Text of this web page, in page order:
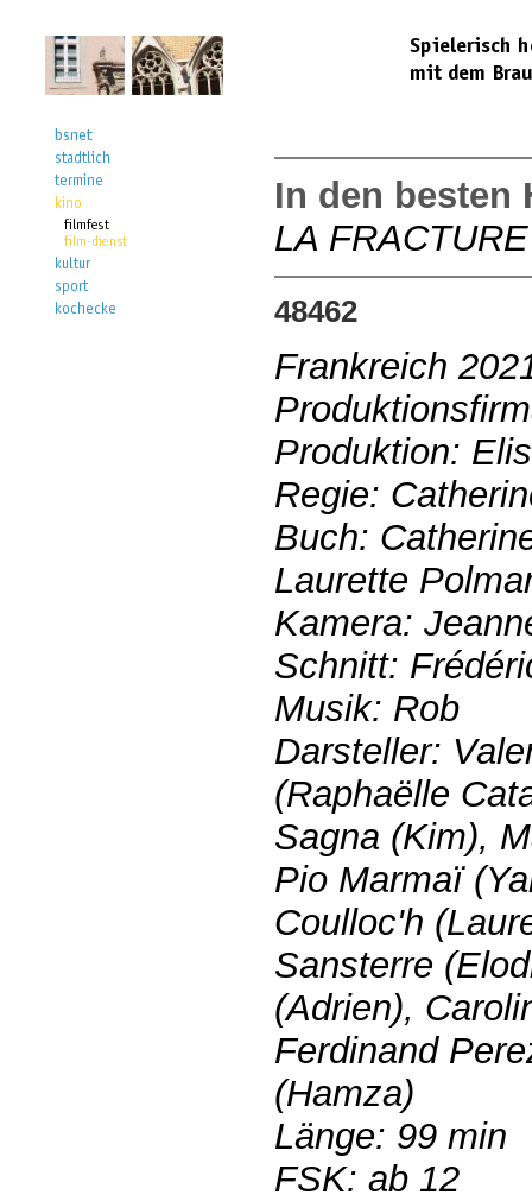
In den besten
LA FRACTURE
48462
Frankreich
Produktion:
Regie:
Buch:
Laurette
Kamera:
Schnitt:
Musik: Rob
Darsteller:
(Raphaëlle
Sagna (Kim),
Pio Marmaï
Coulloc'h
Sansterre
(Adrien),
Ferdinand
(Hamza)
Länge: 99 min
FSK: ab 12